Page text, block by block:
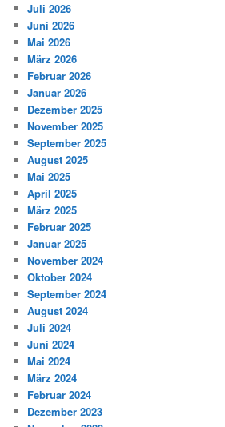
Juli 2026
Juni 2026
Mai 2026
März 2026
Februar 2026
Januar 2026
Dezember 2025
November 2025
September 2025
August 2025
Mai 2025
April 2025
März 2025
Februar 2025
Januar 2025
November 2024
Oktober 2024
September 2024
August 2024
Juli 2024
Juni 2024
Mai 2024
März 2024
Februar 2024
Dezember 2023